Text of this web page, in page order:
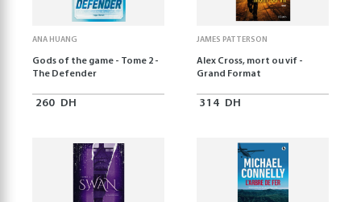
ANA HUANG
Gods of the game - Tome 2 -
The Defender
260 DH
JAMES PATTERSON
Alex Cross, mort ou vif -
Grand Format
314 DH